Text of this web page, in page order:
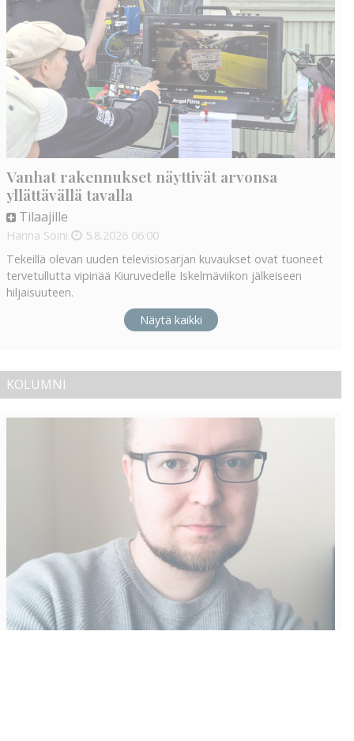
Vanhat rakennukset näyttivät arvonsa
yllättävällä tavalla
Tilaajille
Hanna Soini 5.8.2026 06:00
Tekeillä olevan uuden televisiosarjan kuvaukset ovat tuoneet
tervetullutta vipinää Kiuruvedelle Iskelmäviikon jälkeiseen
hiljaisuuteen.
Näytä kaikki
KOLUMNI